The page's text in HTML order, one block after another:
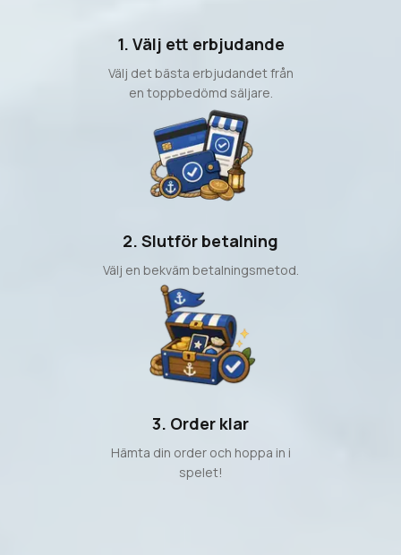
1. Välj ett erbjudande
Välj det bästa erbjudandet från
en toppbedömd säljare.
2. Slutför betalning
Välj en bekväm betalningsmetod.
3. Order klar
Hämta din order och hoppa in i
spelet!